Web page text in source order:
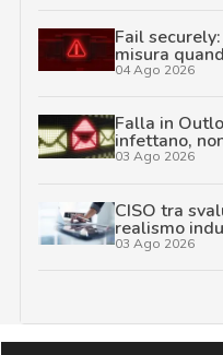
Fail
misura
04 Ago 2026
Falla in
infettano,
03 Ago 2026
CISO tra
realismo
03 Ago 2026